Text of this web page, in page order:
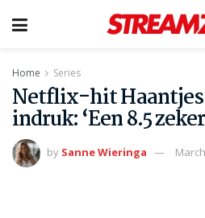
Home Series
Netflix-hit
indruk: ‘Een 8.5
by Sanne Wieringa